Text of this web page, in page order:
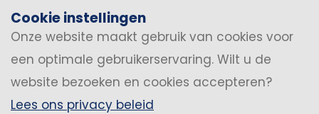
Cookie instellingen
Onze website maakt gebruik van cookies voor
een optimale gebruikerservaring. Wilt u de
website bezoeken en cookies accepteren?
Lees ons privacy beleid